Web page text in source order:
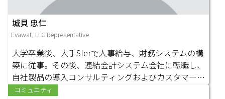
城貝 忠仁
Evawat, LLC Representative
大学卒業後、大手SIerで人事給与、財務システムの構
築に従事。その後、連結会計システム会社に転職し、
自社製品の導入コンサルティングおよびカスタマーサ
ポート部門のマネジメントを行った。 現在、エヴァ
コミュニティ